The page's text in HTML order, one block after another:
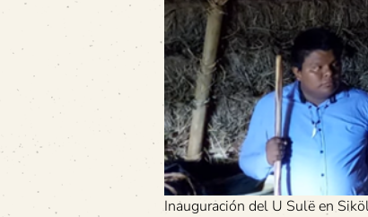
Inauguración del U Sulë en